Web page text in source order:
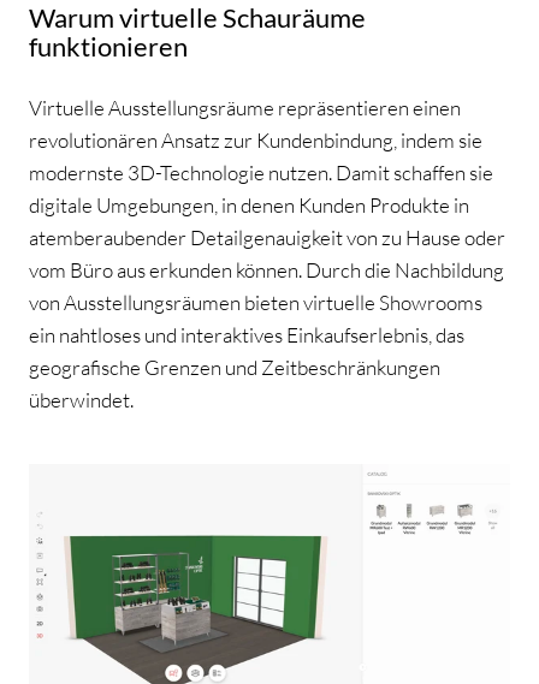
Warum virtuelle Schauräume
funktionieren
Virtuelle Ausstellungsräume repräsentieren einen
revolutionären Ansatz zur Kundenbindung, indem sie
modernste 3D-Technologie nutzen. Damit schaffen sie
digitale Umgebungen, in denen Kunden Produkte in
atemberaubender Detailgenauigkeit von zu Hause oder
vom Büro aus erkunden können. Durch die Nachbildung
von Ausstellungsräumen bieten virtuelle Showrooms
ein nahtloses und interaktives Einkaufserlebnis, das
geografische Grenzen und Zeitbeschränkungen
überwindet.